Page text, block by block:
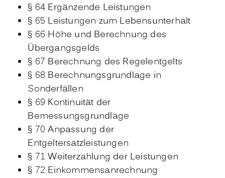
§ 64 Ergänzende Leistungen
§ 65 Leistungen zum Lebensunterhalt
§ 66 Höhe und Berechnung des
Übergangsgelds
§ 67 Berechnung des Regelentgelts
§ 68 Berechnungsgrundlage in
Sonderfällen
§ 69 Kontinuität der
Bemessungsgrundlage
§ 70 Anpassung der
Entgeltersatzleistungen
§ 71 Weiterzahlung der Leistungen
§ 72 Einkommensanrechnung